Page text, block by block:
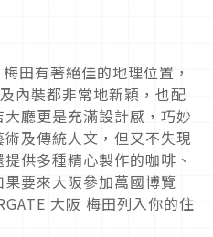
田有著絕佳的地理位置，
內裝都非常地新穎，也配
廳更是充滿設計感，巧妙
及傳統人文，但又不失現
供多種精心製作的咖啡、
要來大阪參加萬國博覽
大阪 梅田列入你的住